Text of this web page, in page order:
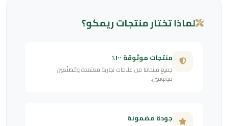
لماذا تختار منتجات ريمكو؟
منتجات موثوقة ١٠٠٪
جميع منتجاتنا من علامات تجارية معتمدة ومُصنّعين
موثوقين.
جودة مضمونة